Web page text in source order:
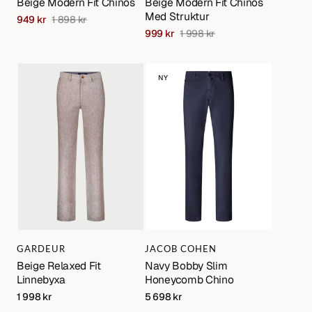
Sale
949 kr Regular
1 898 kr
Med Struktur
Sale
999 kr Regular
1 998 kr
Relaxed
Linnebyxa
Varumärke:
GARDEUR
Beige Relaxed Fit
Linnebyxa
Regular
1 998 kr
Bobby
Honeycomb
NY
Varumärke:
JACOB COHEN
Navy Bobby Slim
Honeycomb Chino
Regular
5 698 kr